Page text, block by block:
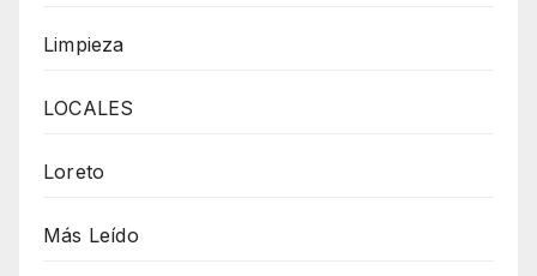
Limpieza
LOCALES
Loreto
Más Leído